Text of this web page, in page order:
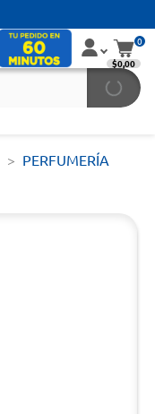
0
$0,00
PERFUMERÍA